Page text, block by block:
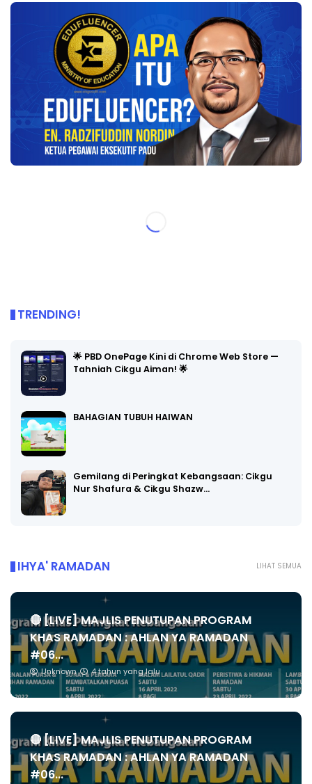
TRENDING!
🌟 PBD OnePage Kini di Chrome Web Store —
Tahniah Cikgu Aiman! 🌟
BAHAGIAN TUBUH HAIWAN
Gemilang di Peringkat Kebangsaan: Cikgu
Nur Shafura & Cikgu Shazw…
LIHAT SEMUA
IHYA' RAMADAN
🔴 [LIVE] MAJLIS PENUTUPAN PROGRAM
KHAS RAMADAN : AHLAN YA RAMADAN
#06...
Unknown 4 tahun yang lalu
🔴 [LIVE] MAJLIS PENUTUPAN PROGRAM
KHAS RAMADAN : AHLAN YA RAMADAN
#06...